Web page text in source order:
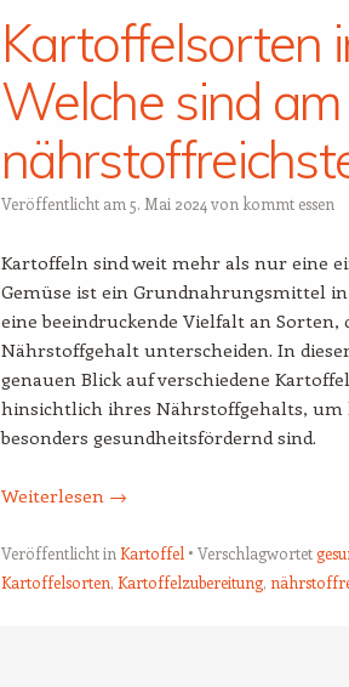
Kartoffelsorten
Welche sind am
Veröffentlicht am 5. Mai 2024 von kommt essen
Kartoffeln sind weit mehr als nur eine
Gemüse ist ein Grundnahrungsmittel
eine beeindruckende Vielfalt an Sorten,
Nährstoffgehalt unterscheiden. In
genauen Blick auf verschiedene
hinsichtlich ihres Nährstoffgehalts, um
besonders gesundheitsfördernd sind.
Weiterlesen →
Veröffentlicht in Kartoffel Verschlagwortet
Kartoffelsorten, Kartoffelzubereitung,